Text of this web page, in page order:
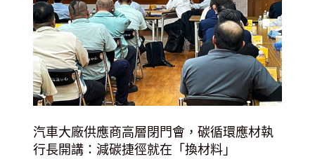
汽車大廠供應商高層閉門會，碳循環應材執
行長開講：減碳捷徑就在「換材料」